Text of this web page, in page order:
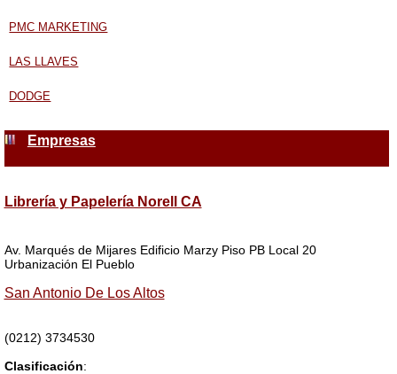
PMC MARKETING
LAS LLAVES
DODGE
Empresas
Librería y Papelería Norell CA
Av. Marqués de Mijares Edificio Marzy Piso PB Local 20
Urbanización El Pueblo
San Antonio De Los Altos
(0212) 3734530
Clasificación: